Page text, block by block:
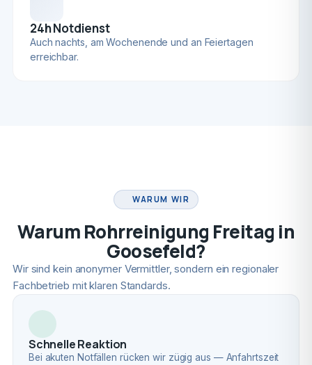
24h Notdienst
Auch nachts, am Wochenende und an Feiertagen
erreichbar.
WARUM WIR
Warum Rohrreinigung Freitag in
Goosefeld?
Wir sind kein anonymer Vermittler, sondern ein regionaler
Fachbetrieb mit klaren Standards.
Schnelle Reaktion
Bei akuten Notfällen rücken wir zügig aus — Anfahrtszeit